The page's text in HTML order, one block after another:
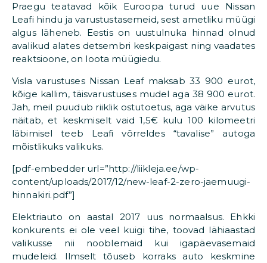
Praegu teatavad kõik Euroopa turud uue Nissan
Leafi hindu ja varustustasemeid, sest ametliku müügi
algus läheneb. Eestis on uustulnuka hinnad olnud
avalikud alates detsembri keskpaigast ning vaadates
reaktsioone, on loota müügiedu.
Visla varustuses Nissan Leaf maksab 33 900 eurot,
kõige kallim, täisvarustuses mudel aga 38 900 eurot.
Jah, meil puudub riiklik ostutoetus, aga väike arvutus
näitab, et keskmiselt vaid 1,5€ kulu 100 kilomeetri
läbimisel teeb Leafi võrreldes “tavalise” autoga
mõistlikuks valikuks.
[pdf-embedder url=”http://liikleja.ee/wp-
content/uploads/2017/12/new-leaf-2-zero-jaemuugi-
hinnakiri.pdf”]
Elektriauto on aastal 2017 uus normaalsus. Ehkki
konkurents ei ole veel kuigi tihe, toovad lähiaastad
valikusse nii nooblemaid kui igapäevasemaid
mudeleid. Ilmselt tõuseb korraks auto keskmine